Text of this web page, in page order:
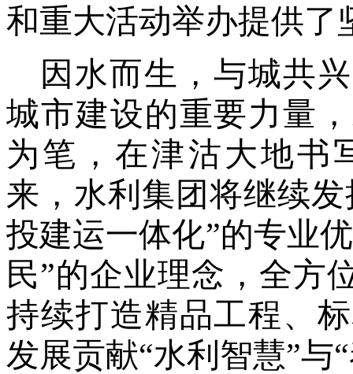
和重大活动举办提供了
因水而生，与城共
城市建设的重要力量
为笔，在津沽大地书
来，水利集团将继续发
投建运一体化”的专业
民”的企业理念，全方
持续打造精品工程、
发展贡献“水利智慧”与